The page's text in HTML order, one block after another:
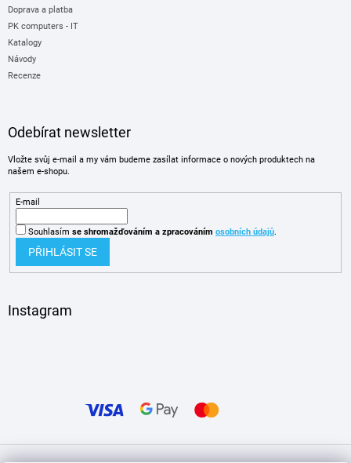
Doprava a platba
PK computers - IT
Katalogy
Návody
Recenze
Odebírat newsletter
Vložte svůj e-mail a my vám budeme zasílat informace o nových produktech na
našem e-shopu.
E-mail
Souhlasím se shromažďováním a zpracováním osobních údajů.
PŘIHLÁSIT SE
Instagram